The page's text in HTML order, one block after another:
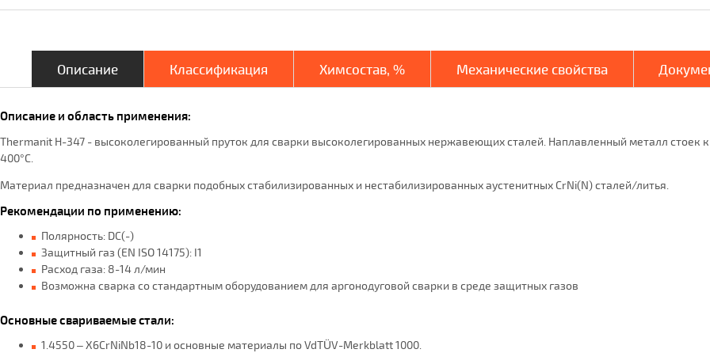
Описание Классификация Химсостав, % Механические свойства
Описание и область применения:
Thermanit H-347 - высоколегированный пруток для сварки высоколегированных нержавеющих сталей. Наплавленный металл стоек
400°С.
Материал предназначен для сварки подобных стабилизированных и нестабилизированных аустенитных CrNi(N) сталей/литья.
Рекомендации по применению:
Полярность: DC(-)
Защитный газ (EN ISO 14175): I1
Расход газа: 8-14 л/мин
Возможна сварка со стандартным оборудованием для аргонодуговой сварки в среде защитных газов
Основные свариваемые cтали:
1.4550 – X6CrNiNb18-10 и основные материалы по VdTÜV-Merkblatt 1000.